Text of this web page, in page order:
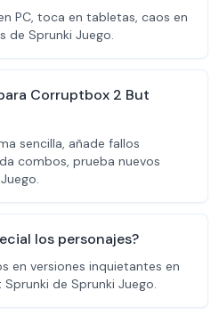
PC, toca en tabletas, caos en
de Sprunki Juego.
Corruptbox 2 But
sencilla, añade fallos
combos, prueba nuevos
los personajes?
en versiones inquietantes en
de Sprunki Juego.